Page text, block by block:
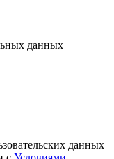
данных
данных